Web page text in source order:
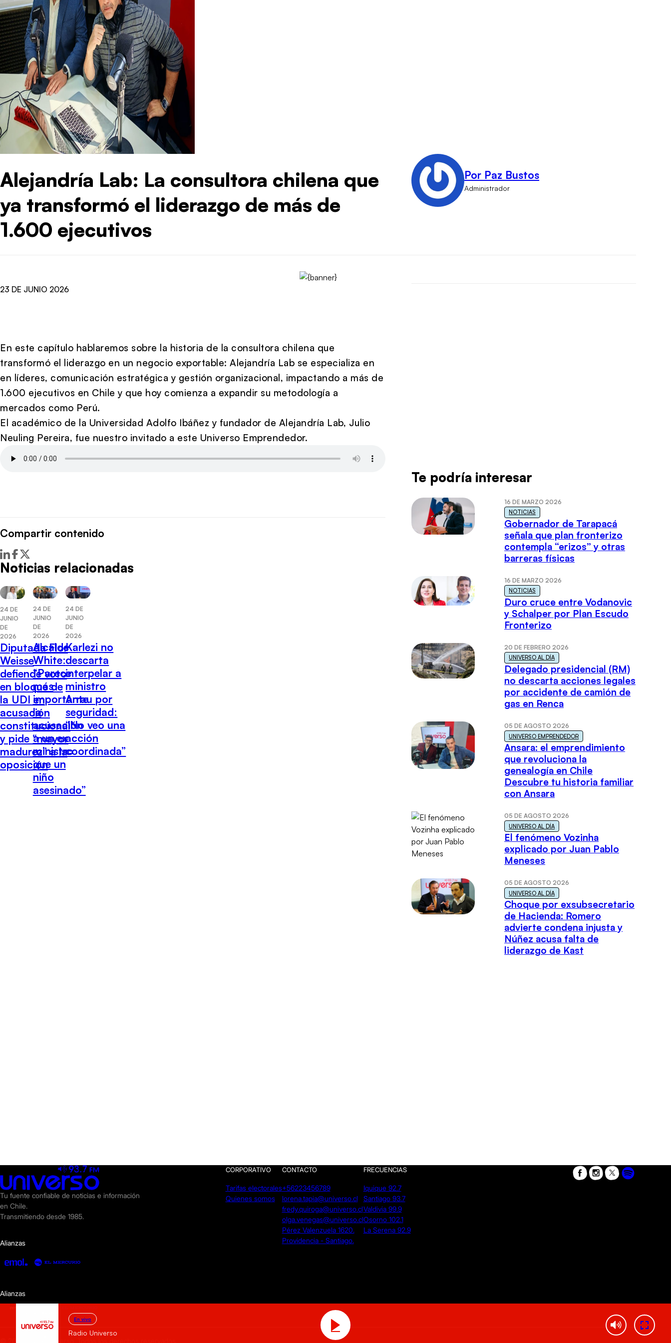
Alejandría Lab: La consultora chilena que
ya transformó el liderazgo de más de
1.600 ejecutivos
Por Paz Bustos
Administrador
23 DE JUNIO 2026
En este capítulo hablaremos sobre la historia de la consultora chilena que
transformó el liderazgo en un negocio exportable: Alejandría Lab se especializa en
en líderes, comunicación estratégica y gestión organizacional, impactando a más de
1.600 ejecutivos en Chile y que hoy comienza a expandir su metodología a
mercados como Perú.
El académico de la Universidad Adolfo Ibáñez y fundador de Alejandría Lab, Julio
Neuling Pereira, fue nuestro invitado a este Universo Emprendedor.
Compartir contenido
Noticias relacionadas
24 DE
JUNIO
DE
2026
Diputada Flor
Weisse
defiende voto
en bloque de
la UDI en
acusación
constitucional
y pide “mayor
madurez” a la
oposición
24 DE
JUNIO
DE
2026
Alcalde
White:
“Parece
más
importante
la
acusación
a un ex
ministro
que un
niño
asesinado”
24 DE
JUNIO
DE
2026
Karlezi no
descarta
interpelar a
ministro
Arrau por
seguridad:
“No veo una
acción
coordinada”
Te podría interesar
16 DE MARZO 2026
NOTICIAS
Gobernador de Tarapacá
señala que plan fronterizo
contempla “erizos” y otras
barreras físicas
16 DE MARZO 2026
NOTICIAS
Duro cruce entre Vodanovic
y Schalper por Plan Escudo
Fronterizo
20 DE FEBRERO 2026
UNIVERSO AL DÍA
Delegado presidencial (RM)
no descarta acciones legales
por accidente de camión de
gas en Renca
05 DE AGOSTO 2026
UNIVERSO EMPRENDEDOR
Ansara: el emprendimiento
que revoluciona la
genealogía en Chile
Descubre tu historia familiar
con Ansara
05 DE AGOSTO 2026
UNIVERSO AL DÍA
El fenómeno Vozinha
explicado por Juan Pablo
Meneses
05 DE AGOSTO 2026
UNIVERSO AL DÍA
Choque por exsubsecretario
de Hacienda: Romero
advierte condena injusta y
Núñez acusa falta de
liderazgo de Kast
En vivo
Radio Universo
Tu fuente confiable de noticias e información
en Chile.
Transmitiendo desde 1985.
Alianzas
CORPORATIVO
Tarifas electorales
Quienes somos
CONTACTO
+56223456789
lorena.tapia@universo.cl
fredy.quiroga@universo.cl
olga.venegas@universo.cl
Pérez Valenzuela 1620.
Providencia - Santiago.
FRECUENCIAS
Iquique 92.7
Santiago 93.7
Valdivia 99.9
Osorno 102.1
La Serena 92.9
Alianzas